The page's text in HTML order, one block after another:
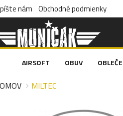
nám Obchodné podmienky
AIRSOFT OBUV
MILTEC